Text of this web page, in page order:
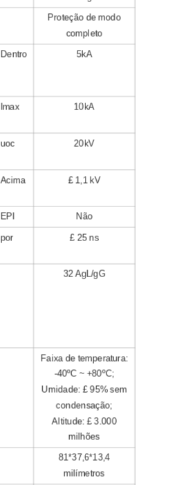
Proteção de modo
completo
Dentro 5kA
Imax 10kA
uoc 20kV
Acima £ 1,1 kV
EPI Não
por £ 25 ns
32 AgL/gG
Faixa de temperatura:
-40ºC ~ +80ºC;
Umidade: £ 95% sem
condensação;
Altitude: £ 3.000
milhões
81*37,6*13,4
milímetros